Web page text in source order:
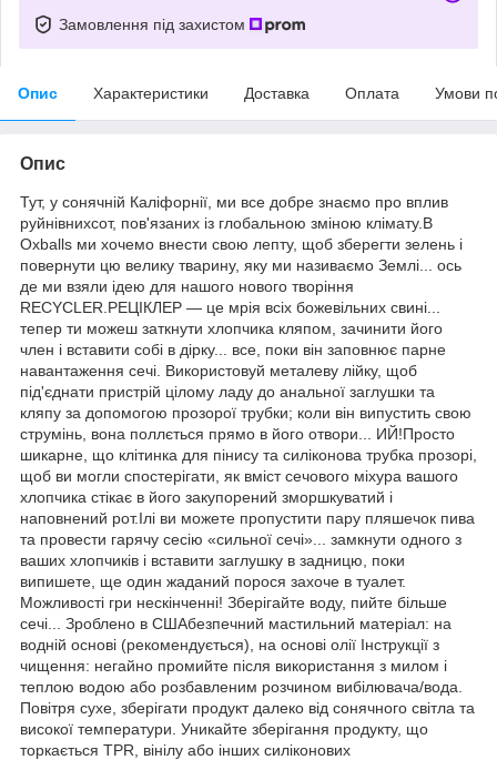
Замовлення під захистом
Опис Характеристики Доставка Оплата Умови
Опис
Тут, у сонячній Каліфорнії, ми все добре знаємо про вплив
руйнівнихсот, пов'язаних із глобальною зміною клімату.В
Oxballs ми хочемо внести свою лепту, щоб зберегти зелень і
повернути цю велику тварину, яку ми називаємо Землі... ось
де ми взяли ідею для нашого нового творіння
RECYCLER.РЕЦІКЛЕР — це мрія всіх божевільних свині...
тепер ти можеш заткнути хлопчика кляпом, зачинити його
член і вставити собі в дірку... все, поки він заповнює парне
навантаження сечі. Використовуй металеву лійку, щоб
під'єднати пристрій цілому ладу до анальної заглушки та
кляпу за допомогою прозорої трубки; коли він випустить свою
струмінь, вона поллється прямо в його отвори... ИЙ!Просто
шикарне, що клітинка для пінису та силіконова трубка прозорі,
щоб ви могли спостерігати, як вміст сечового міхура вашого
хлопчика стікає в його закупорений зморшкуватий і
наповнений рот.Ілі ви можете пропустити пару пляшечок пива
та провести гарячу сесію «сильної сечі»... замкнути одного з
ваших хлопчиків і вставити заглушку в задницю, поки
випишете, ще один жаданий порося захоче в туалет.
Можливості гри нескінченні! Зберігайте воду, пийте більше
сечі... Зроблено в СШАбезпечний мастильний матеріал: на
водній основі (рекомендується), на основі олії Інструкції з
чищення: негайно промийте після використання з милом і
теплою водою або розбавленим розчином вибілювача/вода.
Повітря сухе, зберігати продукт далеко від сонячного світла та
високої температури. Уникайте зберігання продукту, що
торкається TPR, вінілу або інших силіконових